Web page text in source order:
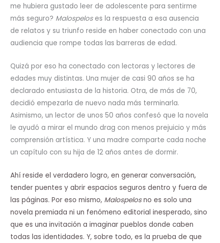
me hubiera gustado leer de adolescente para sentirme
más seguro? Malospeloses la respuesta a esa ausencia
de relatos y su triunfo reside en haber conectado con una
audiencia que rompe todas las barreras de edad.
Quizá por eso ha conectado con lectoras y lectores de
edades muy distintas. Una mujer de casi 90 años se ha
declarado entusiasta de la historia. Otra, de más de 70,
decidió empezarla de nuevo nada más terminarla.
Asimismo, un lector de unos 50 años confesó que la novela
le ayudó a mirar el mundo drag con menos prejuicio y más
comprensión artística. Y una madre comparte cada noche
un capítulo con su hija de 12 años antes de dormir.
Ahí reside el verdadero logro, en generar conversación,
tender puentes y abrir espacios seguros dentro y fuera de
las páginas. Por eso mismo, Malospelosno es solo una
novela premiada ni un fenómeno editorial inesperado, sino
que es una invitación a imaginar pueblos donde caben
todas las identidades. Y, sobre todo, es la prueba de que